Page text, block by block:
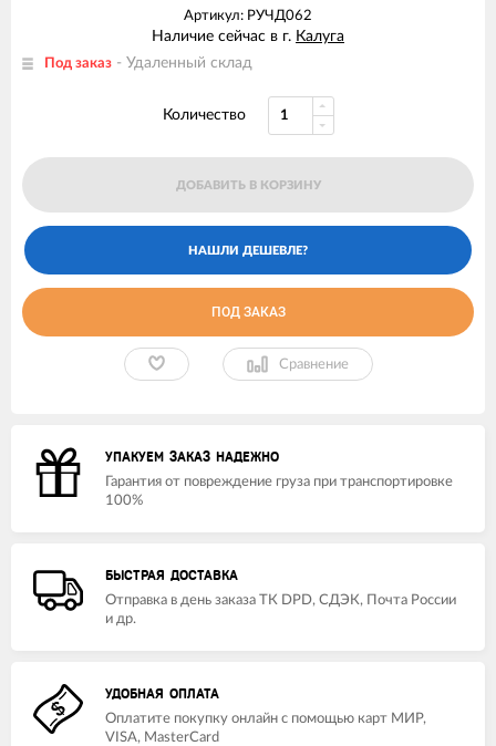
Артикул: РУЧД062
Наличие сейчас в г. Калуга
Под заказ - Удаленный склад
Количество
ДОБАВИТЬ В КОРЗИНУ
ПОД ЗАКАЗ
Сравнение
УПАКУЕМ ЗАКАЗ НАДЕЖНО
Гарантия от повреждение груза при транспортировке
100%
БЫСТРАЯ ДОСТАВКА
Отправка в день заказа ТК DPD, СДЭК, Почта России
и др.
УДОБНАЯ ОПЛАТА
Оплатите покупку онлайн с помощью карт МИР,
VISA, MasterCard